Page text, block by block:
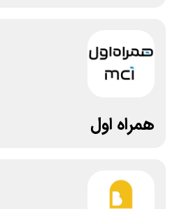
همراه اول